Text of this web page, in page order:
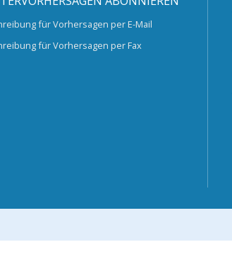
für Vorhersagen per E-Mail
für Vorhersagen per Fax